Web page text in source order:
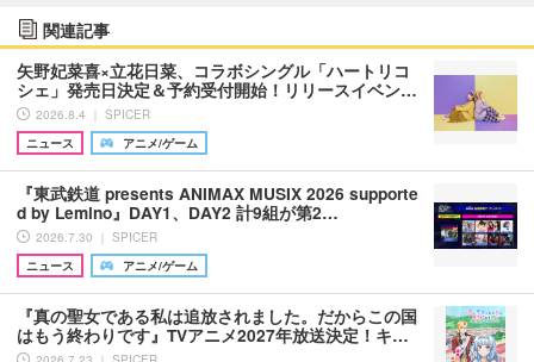
関連記事
矢野妃菜喜×立花日菜、コラボシングル「ハートリコ
シェ」発売日決定＆予約受付開始！リリースイベン…
2026.8.4 ｜ SPICER
ニュース
アニメ/ゲーム
『東武鉄道 presents ANIMAX MUSIX 2026 supporte
d by Lemino』DAY1、DAY2 計9組が第2…
2026.7.30 ｜ SPICER
ニュース
アニメ/ゲーム
『真の聖女である私は追放されました。だからこの国
はもう終わりです』TVアニメ2027年放送決定！キ…